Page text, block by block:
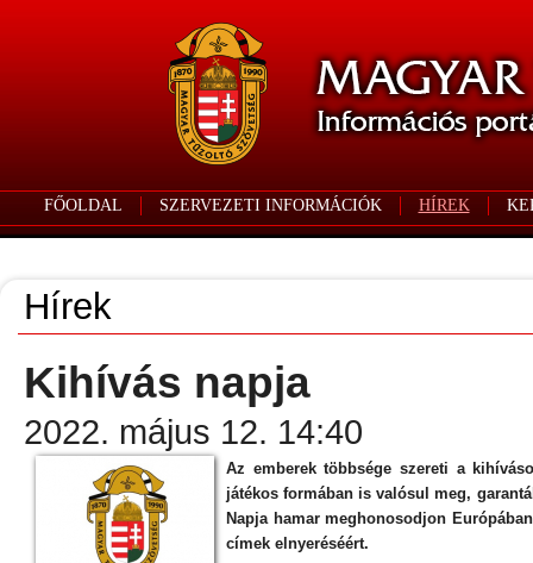
FŐOLDAL SZERVEZETI INFORMÁCIÓK HÍREK
Hírek
Kihívás napja
2022. május 12. 14:40
Az emberek többsége szereti a
játékos formában is valósul meg,
Napja hamar meghonosodjon
címek elnyeréséért.